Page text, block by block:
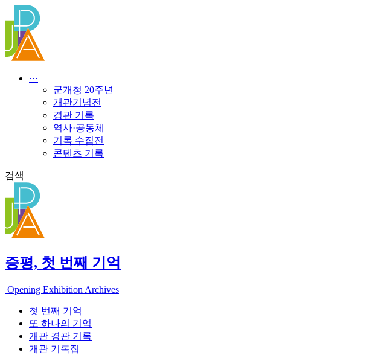
텐
로
건
···
군개청 20주년
개관기념전
경관 기록
역사·공동체
기록 수집전
콘텐츠 기록
검색
증평, 첫 번째 기억
Opening Exhibition Archives
첫 번째 기억
또 하나의 기억
개관 경관 기록
개관 기록집